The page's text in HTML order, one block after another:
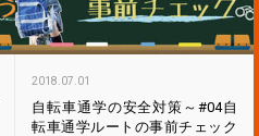
2018.07.01
自転車通学の安全対策～#04自
転車通学ルートの事前チェック